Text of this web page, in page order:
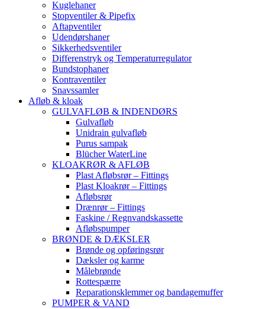
Kuglehaner
Stopventiler & Pipefix
Aftapventiler
Udendørshaner
Sikkerhedsventiler
Differenstryk og Temperaturregulator
Bundstophaner
Kontraventiler
Snavssamler
Afløb & kloak
GULVAFLØB & INDENDØRS
Gulvafløb
Unidrain gulvafløb
Purus sampak
Blücher WaterLine
KLOAKRØR & AFLØB
Plast Afløbsrør – Fittings
Plast Kloakrør – Fittings
Afløbsrør
Drænrør – Fittings
Faskine / Regnvandskassette
Afløbspumper
BRØNDE & DÆKSLER
Brønde og opføringsrør
Dæksler og karme
Målebrønde
Rottespærre
Reparationsklemmer og bandagemuffer
PUMPER & VAND